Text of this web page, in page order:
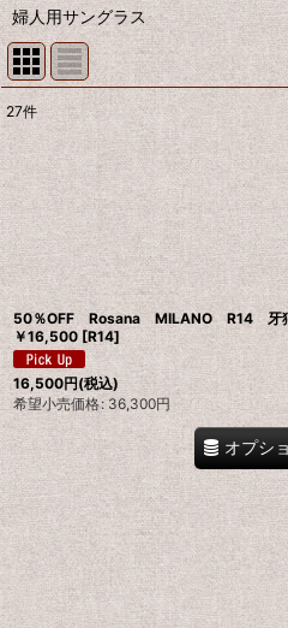
婦人用サングラス
サブカテゴリ
表示数:
並び順
27件
50％OFF Rosana MILANO R14 牙
￥16,500 [R14]
16,500円(税込)
希望小売価格: 36,300円
オプシ